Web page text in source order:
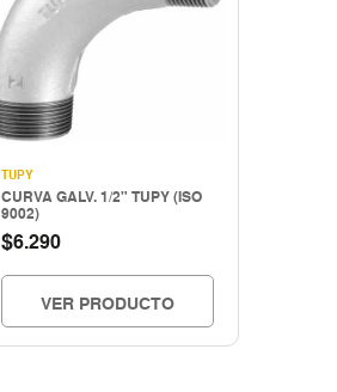
TUPY
CURVA GALV. 1/2" TUPY (ISO
9002)
$6.290
VER PRODUCTO